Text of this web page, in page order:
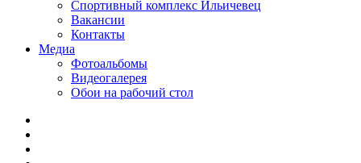
Спортивный комплекс Ильичевец
Вакансии
Контакты
Медиа
Фотоальбомы
Видеогалерея
Обои на рабочий стол